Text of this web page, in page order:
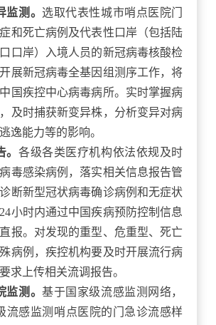
监测。 选取代表性城市哨点医院门
和死亡病例及代表性口岸（包括陆
口岸）入境人员的新冠病毒核酸检
展新冠病毒全基因组测序工作，将
国疾控中心病毒病所。实时掌握病
及时捕获新变异株，分析变异对病
逸能力等的影响。
各级各类医疗机构依法依规及时
毒感染病例，落实相关信息报告管
断新型冠状病毒确诊病例和无症状
24小时内通过中国疾病预防控制信息
报。对发现的重型、危重型、死亡
病例，疾控机构要及时开展流行病
求上传相关流调报告。
监测。基于国家级流感监测网络，
流感监测哨点医院的门急诊流感样